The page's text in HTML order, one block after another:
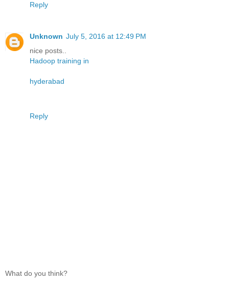
Reply
Unknown July 5, 2016 at 12:49 PM
nice posts..
Hadoop training in
hyderabad
Reply
What do you think?